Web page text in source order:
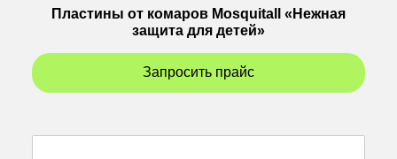
Пластины от комаров Mosquitall «Нежная
защита для детей»
Запросить прайс